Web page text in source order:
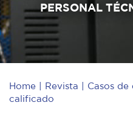
PERSONAL
Home Revista Casos de
calificado